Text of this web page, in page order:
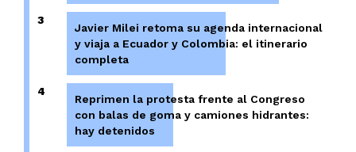
3
Javier Milei retoma su agenda internacional
y viaja a Ecuador y Colombia: el itinerario
completa
4
Reprimen la protesta frente al Congreso
con balas de goma y camiones hidrantes:
hay detenidos